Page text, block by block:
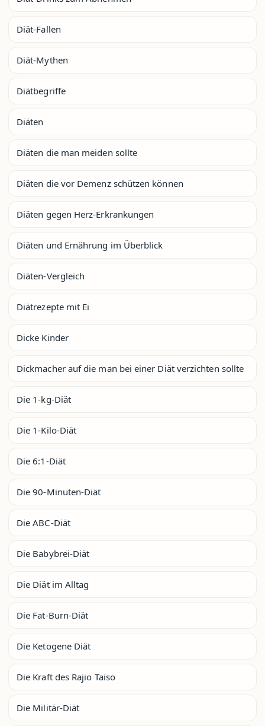
Diät-Fallen
Diät-Mythen
Diätbegriffe
Diäten
Diäten die man meiden sollte
Diäten die vor Demenz schützen können
Diäten gegen Herz-Erkrankungen
Diäten und Ernährung im Überblick
Diäten-Vergleich
Diätrezepte mit Ei
Dicke Kinder
Dickmacher auf die man bei einer Diät verzichten sollte
Die 1-kg-Diät
Die 1-Kilo-Diät
Die 6:1-Diät
Die 90-Minuten-Diät
Die ABC-Diät
Die Babybrei-Diät
Die Diät im Alltag
Die Fat-Burn-Diät
Die Ketogene Diät
Die Kraft des Rajio Taiso
Die Militär-Diät